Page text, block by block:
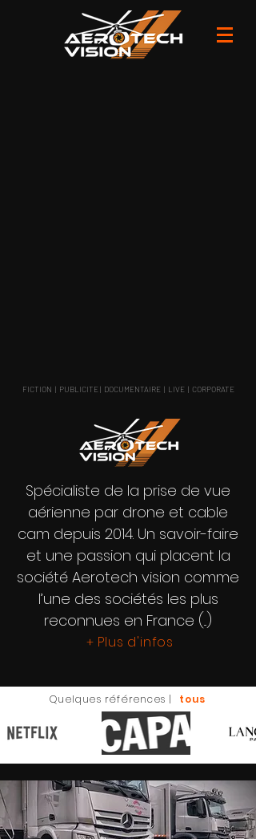
FICTION | PUBLICITE | DOCUMENTAIRE | LIVE | CORPORATE
Spécialiste de la prise de vue
aérienne par drone et cable
cam depuis 2014. Un savoir-faire
et une passion qui placent la
société Aerotech vision comme
l’une des sociétés les plus
reconnues en France (...)
+ Plus d'infos
Quelques références | tous